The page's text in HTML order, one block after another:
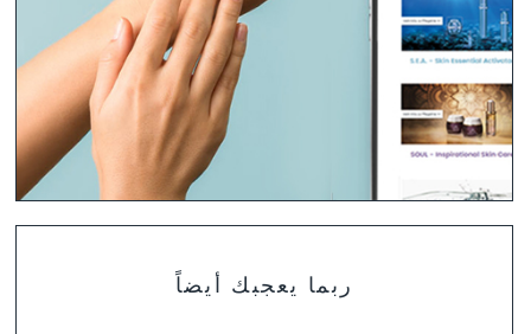
تشكيلة منتجات DALTON
لست متأكد بعد أي المنتجات هي الأنسب لبشرتك؟ ابحث عن
ربما يعجبك أيضاً